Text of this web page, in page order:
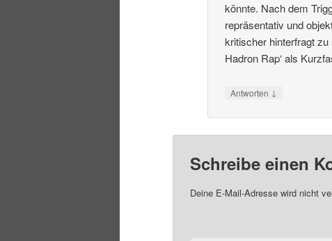
könnte. Nach dem
repräsentativ und
kritischer hinterfragt zu
Hadron Rap‘ als
Antworten ↓
Schreibe einen
Deine E-Mail-Adresse wird nicht